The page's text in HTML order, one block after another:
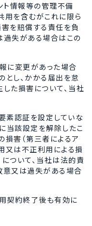
ト情報等の管理不備
用を含むがこれに限ら
害を賠償する責任を負
過失がある場合はこの
に変更があった場合
とし、かかる届出を怠
た損害について、当社
素認証を設定していな
当該設定を解除したこ
損害（第三者によるア
又は不正利用による損
ついて、当社は法的責
意又は過失がある場合
契約終了後も有効に